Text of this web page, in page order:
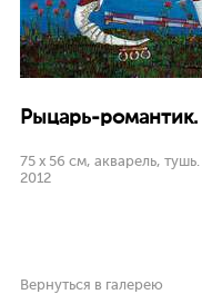
Рыцарь-романтик.
75 х 56 см, акварель, тушь.
2012
Вернуться в галерею